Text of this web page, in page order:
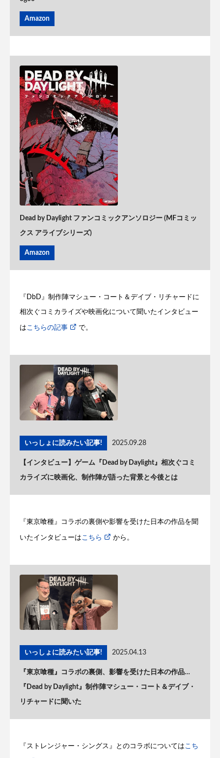
Amazon
Dead by Daylight ファンコミックアンソロジー (MFコミッ
クス アライブシリーズ)
Amazon
『DbD』制作陣マシュー・コート＆デイブ・リチャードに
相次ぐコミカライズや映画化について聞いたインタビュー
はこちらの記事 で。
いっしょに読みたい記事! 2025.09.28
【インタビュー】ゲーム『Dead by Daylight』相次ぐコミ
カライズに映画化、制作陣が語った背景と今後とは
『東京喰種』コラボの裏側や影響を受けた日本の作品を聞
いたインタビューは こちら から。
いっしょに読みたい記事! 2025.04.13
『東京喰種』コラボの裏側、影響を受けた日本の作品…
『Dead by Daylight』制作陣マシュー・コート＆デイブ・
リチャードに聞いた
『ストレンジャー・シングス』とのコラボについてはこち